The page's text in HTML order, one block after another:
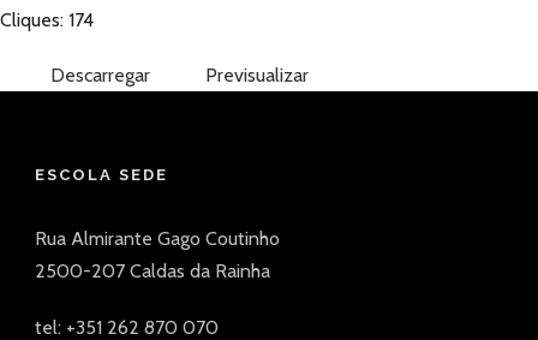
Cliques: 174
Descarregar Previsualizar
ESCOLA SEDE
Rua Almirante Gago Coutinho
2500-207 Caldas da Rainha
tel: +351 262 870 070